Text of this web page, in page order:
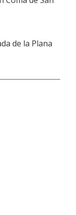
de la Plana